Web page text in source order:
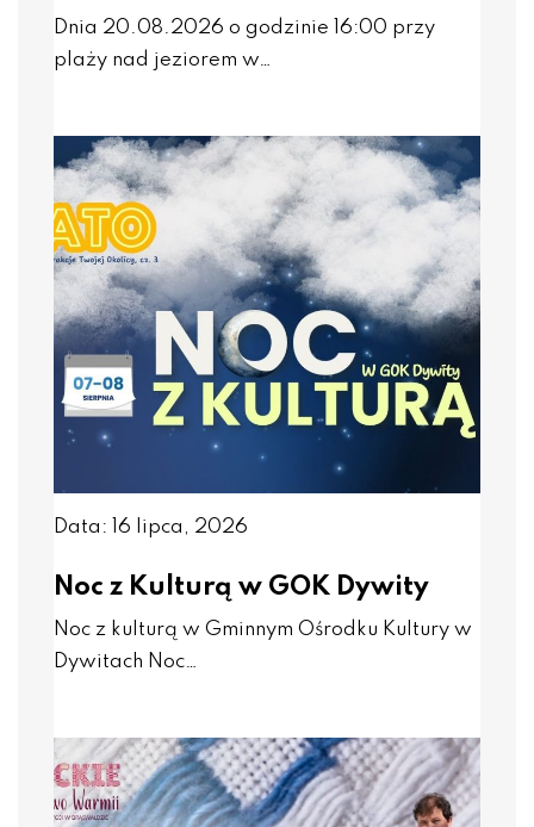
Dnia 20.08.2026 o godzinie 16:00 przy
plaży nad jeziorem w…
Data: 16 lipca, 2026
Noc z Kulturą w GOK Dywity
Noc z kulturą w Gminnym Ośrodku Kultury w
Dywitach Noc…